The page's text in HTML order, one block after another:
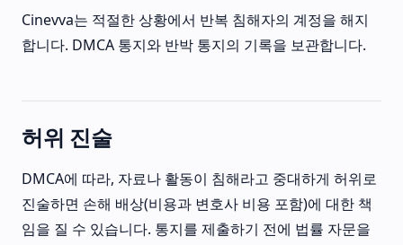
Cinevva는 적절한 상황에서 반복 침해자의 계정을 해지
합니다. DMCA 통지와 반박 통지의 기록을 보관합니다.
허위 진술
DMCA에 따라, 자료나 활동이 침해라고 중대하게 허위로
진술하면 손해 배상(비용과 변호사 비용 포함)에 대한 책
임을 질 수 있습니다. 통지를 제출하기 전에 법률 자문을